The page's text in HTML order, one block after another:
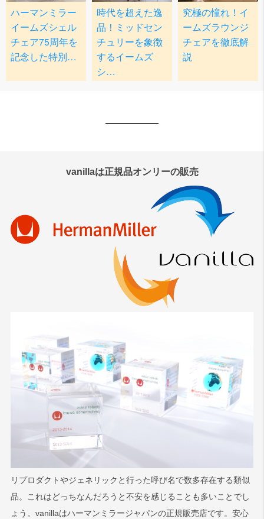
vanillaは正規品オンリーの販売
リプロダクトやジェネリックと行った呼び名で数多存在する類似
品。これはどっちなんだろうと不安を感じることも多いことでし
ょう。vanillaはハーマンミラージャパンの正規販売店です。安心